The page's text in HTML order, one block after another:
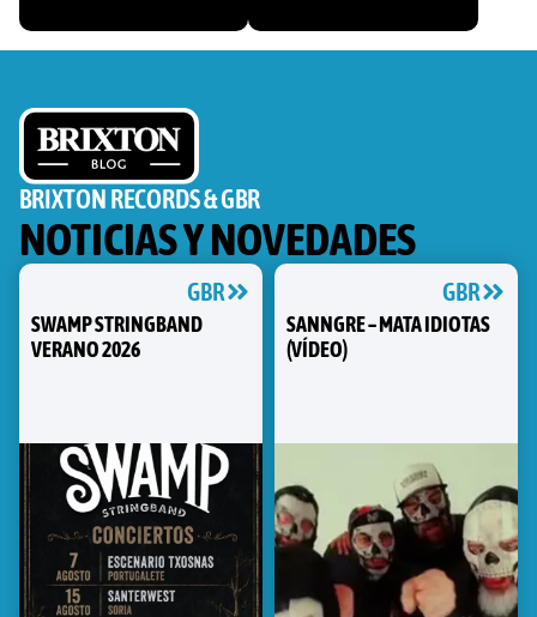
BRIXTON RECORDS & GBR
NOTICIAS Y NOVEDADES
GBR
SWAMP STRINGBAND
VERANO 2026
GBR
SANNGRE – MATA IDIOTAS
(VÍDEO)